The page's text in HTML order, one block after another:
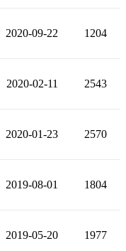
2020-09-22 1204
2020-02-11 2543
2020-01-23 2570
2019-08-01 1804
2019-05-20 1977